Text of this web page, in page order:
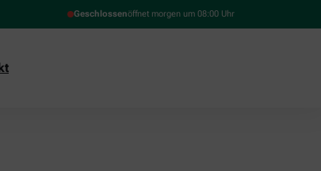
Geschlossenöffnet morgen um 08:00 Uhr